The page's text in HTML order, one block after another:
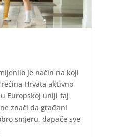
je način na koji
Hrvata aktivno
Europskoj uniji taj
znači da građani
smjeru, dapače sve